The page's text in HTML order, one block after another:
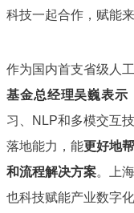
科技一起合作，赋能
作为国内首支省级人
基金总经理吴巍表示
习、NLP和多模交互
落地能力，能更好地
和流程解决方案。上
也科技赋能产业数字